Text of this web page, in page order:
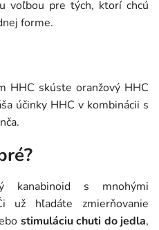
voľbou pre tých, ktorí chcú
forme.
HHC skúste oranžový HHC
účinky HHC v kombinácii s
kanabinoid s mnohými
už hľadáte zmierňovanie
stimuláciu chuti do jedla,